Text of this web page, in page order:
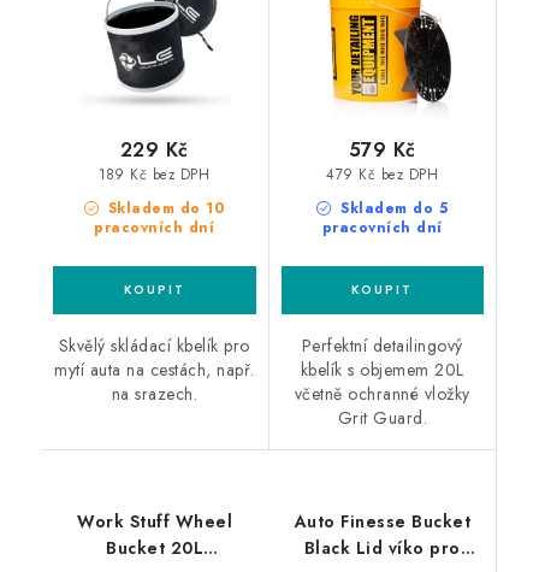
Skladem do 10
pracovních dní
189 Kč bez DPH
229 Kč
Skvělý skládací kbelík pro
mytí auta na cestách, např.
na srazech.
Skladem do 5
pracovních dní
479 Kč bez DPH
579 Kč
Perfektní detailingový
kbelík s objemem 20L
včetně ochranné vložky
Grit Guard.
Work Stuff Wheel
Bucket 20L
Auto Finesse Bucket
Black Lid víko pro